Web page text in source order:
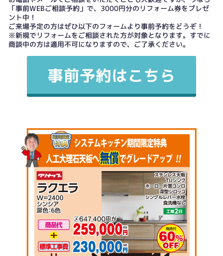
「事前WEBご相談予約」で、3000円分のリフォーム券をプレゼ
ント中！
ご来場予定の方はぜひ以下のフォームより事前予約をどうぞ！
※新規でリフォームをご相談された方が対象となります。すでに
商談中の方は適用不可になりますので、ご了承ください。